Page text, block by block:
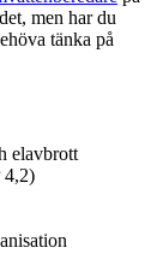
men har du
tänka på
elavbrott
4,2)